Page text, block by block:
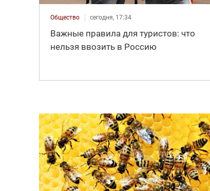
Общество сегодня, 17:34
Важные правила для туристов: что
нельзя ввозить в Россию